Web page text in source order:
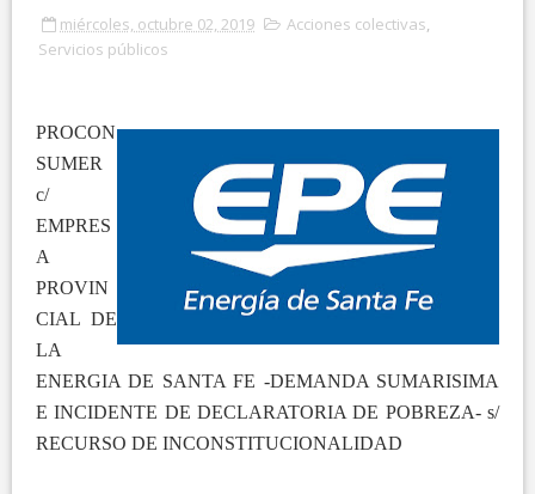
miércoles, octubre 02, 2019 Acciones colectivas,
Servicios públicos
PROCON
SUMER
c/
EMPRES
A
PROVIN
CIAL DE
LA
ENERGIA DE SANTA FE -DEMANDA SUMARISIMA
E INCIDENTE DE DECLARATORIA DE POBREZA- s/
RECURSO DE INCONSTITUCIONALIDAD